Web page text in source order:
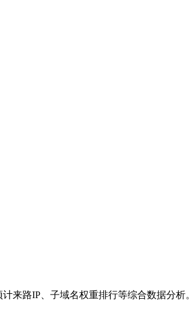
来路IP、子域名权重排行等综合数据分析。